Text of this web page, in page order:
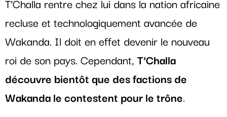
recluse et technologiquement avancée de
Wakanda. Il doit en effet devenir le nouveau
roi de son pays. Cependant, T’Challa
découvre bientôt que des factions de
Wakanda le contestent pour le trône.